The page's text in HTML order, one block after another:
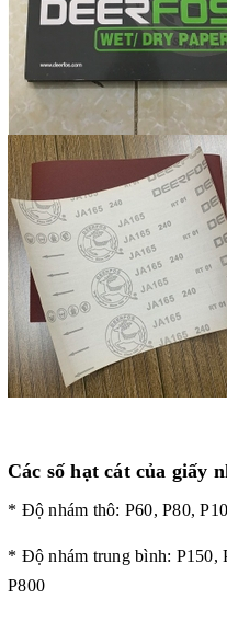
Các số hạt cát của giấy
* Độ nhám thô: P60, P80,
* Độ nhám trung bình: P150,
P800